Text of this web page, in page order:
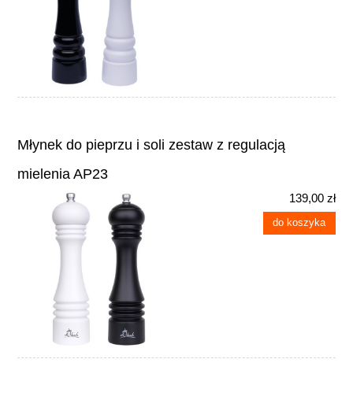
Młynek do pieprzu i soli zestaw z regulacją
mielenia AP23
139,00 zł
do koszyka